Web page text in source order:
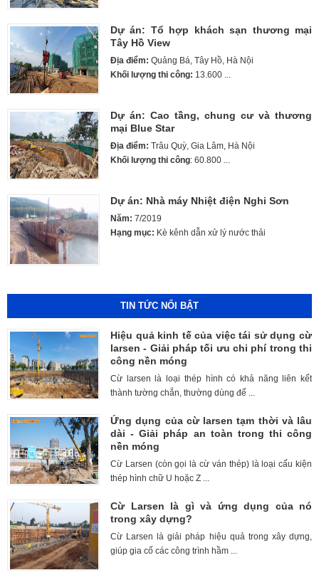
Dự án: Tổ hợp khách sạn thương mại
Tây Hồ View
Địa điểm: Quảng Bá, Tây Hồ, Hà Nội
Khối lượng thi công: 13.600 ...
Dự án: Cao tầng, chung cư và thương
mại Blue Star
Địa điểm: Trâu Quỳ, Gia Lâm, Hà Nội
Khối lượng thi công: 60.800 ...
Dự án: Nhà máy Nhiệt điện Nghi Sơn
Năm: 7/2019
Hạng mục: Kè kênh dẫn xử lý nước thải
TIN TỨC NỔI BẬT
Hiệu quả kinh tế của việc tái sử dụng cừ
larsen - Giải pháp tối ưu chi phí trong thi
công nền móng
Cừ larsen là loại thép hình có khả năng liên kết
thành tường chắn, thường dùng để ...
Ứng dụng của cừ larsen tạm thời và lâu
dài - Giải pháp an toàn trong thi công
nền móng
Cừ Larsen (còn gọi là cừ ván thép) là loại cấu kiện
thép hình chữ U hoặc Z ...
Cừ Larsen là gì và ứng dụng của nó
trong xây dựng?
Cừ Larsen là giải pháp hiệu quả trong xây dựng,
giúp gia cố các công trình hầm ...